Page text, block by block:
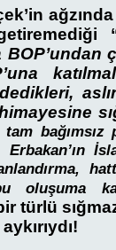
dedikleri,
oluşuma
türlü